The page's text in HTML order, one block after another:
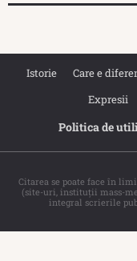
Istorie Care e
Expresii
Politica de
Citarea se poate face în
(site-uri, instituţii mass-
integral scrierile